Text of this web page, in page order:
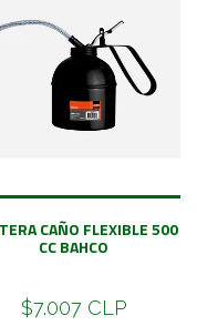
CAÑO FLEXIBLE 500
CC BAHCO
$7.007 CLP